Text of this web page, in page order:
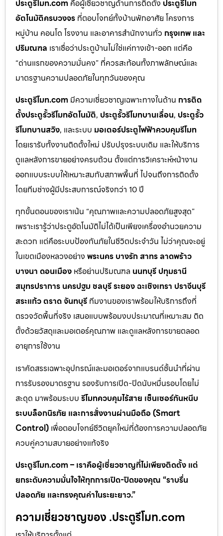
ประตูรีโมท.com คือผู้เชี่ยวชาญด้านการติดตั้ง ประตูรีโมท
อัตโนมัติครบวงจร ที่ตอบโจทย์ทั้งบ้านพักอาศัย โครงการ
หมู่บ้าน คอนโด โรงงาน และอาคารสำนักงานทั่ว กรุงเทพ และ
ปริมณฑล เราเชื่อว่าประตูบ้านไม่ใช่แค่ทางเข้า-ออก แต่คือ
“ด่านแรกของความมั่นคง” ที่ควรสะท้อนทั้งภาพลักษณ์และ
มาตรฐานความปลอดภัยในทุกวันของคุณ
ประตูรีโมท.com มีความเชี่ยวชาญเฉพาะทางในด้าน การติด
ตั้งประตูรั้วรีโมทอัตโนมัติ, ประตูรั้วรีโมทบานเลื่อน, ประตูรั้ว
รีโมทบานสวิง, และระบบ มอเตอร์ประตูไฟฟ้าควบคุมรีโมท
โดยเรารับทั้งงานติดตั้งใหม่ ปรับปรุงระบบเดิม และให้บริการ
ดูแลหลังการขายอย่างครบถ้วน ตั้งแต่การวิเคราะห์หน้างาน
ออกแบบระบบให้เหมาะสมกับสภาพพื้นที่ ไปจนถึงการติดตั้ง
โดยทีมช่างผู้มีประสบการณ์จริงกว่า 10 ปี
ทุกขั้นตอนของเราเน้น “คุณภาพและความปลอดภัยสูงสุด”
เพราะเรารู้ว่าประตูอัตโนมัติไม่ได้เป็นเพียงเครื่องอำนวยความ
สะดวก แต่คือระบบป้องกันภัยในชีวิตประจำวัน ไม่ว่าคุณจะอยู่
ในเขตเมืองหลวงอย่าง พระนคร บางรัก สาทร ลาดพร้าว
บางนา ดอนเมือง หรือย่านปริมณฑล นนทบุรี ปทุมธานี
สมุทรปราการ นครปฐม ชลบุรี ระยอง ฉะเชิงเทรา ปราจีนบุรี
สระแก้ว ตราด จันทบุรี ทีมงานของเราพร้อมให้บริการถึงที่
ตรวจวัดพื้นที่จริง เสนอแบบพร้อมงบประมาณที่เหมาะสม ติด
ตั้งด้วยวัสดุและมอเตอร์คุณภาพ และดูแลหลังการขายตลอด
อายุการใช้งาน
เราคัดสรรเฉพาะอุปกรณ์และมอเตอร์จากแบรนด์ชั้นนำที่ผ่าน
การรับรองมาตรฐาน รองรับการเปิด-ปิดนับหมื่นรอบโดยไม่
สะดุด มาพร้อมระบบ รีโมทควบคุมไร้สาย เซ็นเซอร์กันหนีบ
ระบบล็อกนิรภัย และการสั่งงานผ่านมือถือ (Smart
Control) เพื่อตอบโจทย์ชีวิตยุคใหม่ที่ต้องการความปลอดภัย
ควบคู่ความสบายอย่างแท้จริง
ประตูรีโมท.com – เราคือผู้เชี่ยวชาญที่ไม่เพียงติดตั้ง แต่
ยกระดับความมั่นใจให้ทุกการเปิด-ปิดของคุณ “ราบรื่น
ปลอดภัย และทรงคุณค่าในระยะยาว.”
ความเชี่ยวชาญของ .ประตูรีโมท.com